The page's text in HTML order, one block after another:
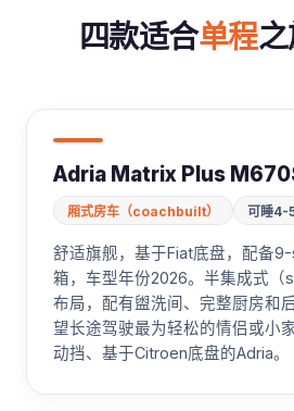
四款适合单程
Adria Matrix Plus
厢式房车（coachbuilt） 可睡4-
舒适旗舰，基于Fiat底盘，配备
箱，车型年份2026。半集成式（
布局，配有盥洗间、完整厨房和
望长途驾驶最为轻松的情侣或小
动挡、基于Citroen底盘的Adria。